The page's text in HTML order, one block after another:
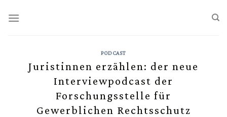
PODCAST
Juristinnen erzählen: der neue
Interviewpodcast der
Forschungsstelle für
Gewerblichen Rechtsschutz